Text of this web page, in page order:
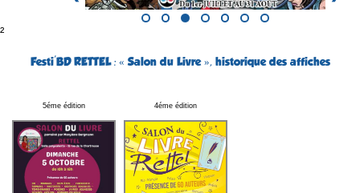
²
Festi'BD RETTEL : « Salon du Livre », historique des affiches
5éme édition 4éme édition